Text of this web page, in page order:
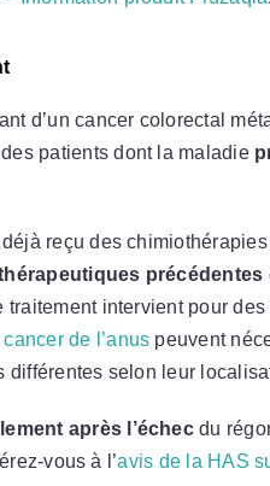
d’un cancer colorectal
patients dont la maladie
reçu des
intervient pour
cancer de l’anus peuvent
selon leur
après l’échecdu
vous à l’avis de la HAS